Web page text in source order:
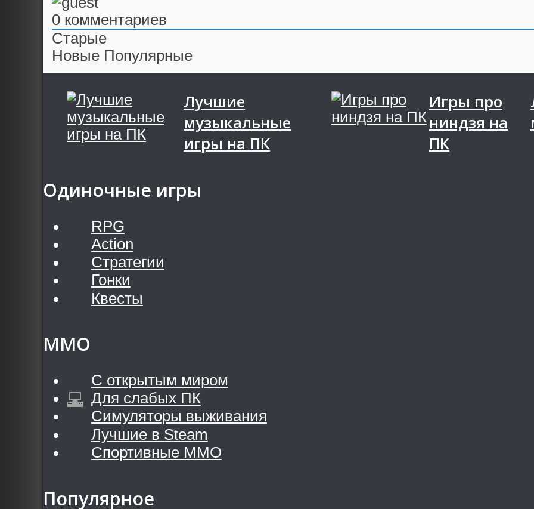
0 комментариев
Старые
Новые Популярные
Лучшие
музыкальные
игры на ПК
Игры про
ниндзя на
ПК
Одиночные игры
RPG
Action
Стратегии
Гонки
Квесты
MMO
С открытым миром
Для слабых ПК
Симуляторы выживания
Лучшие в Steam
Спортивные MMO
Популярное